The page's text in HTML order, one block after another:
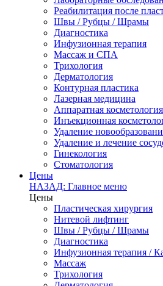
Реабилитация после
Швы / Рубцы / Шрамы
Диагностика
Инфузионная терапия
Массаж и СПА
Трихология
Дерматология
Контурная пластика
Лазерная медицина
Аппаратная косметология
Инъекционная
Удаление
Удаление и лечение
Гинекология
Стоматология
Цены
НАЗАД: Главное меню
Цены
Пластическая хирургия
Нитевой лифтинг
Швы / Рубцы / Шрамы
Диагностика
Инфузионная терапия /
Массаж
Трихология